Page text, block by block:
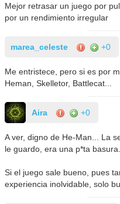
Mejor retrasar un juego por
por un rendimiento irregular
marea_celeste +0
Me entristece, pero si es por
Heman, Skelletor, Battlecat...
Aira +0
A ver, digno de He-Man... La
le guardo, era una p*ta basura.
Si el juego sale bueno, pues
experiencia inolvidable, solo